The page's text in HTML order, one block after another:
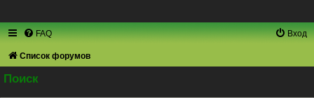
FAQ Вход
Список форумов
Поиск